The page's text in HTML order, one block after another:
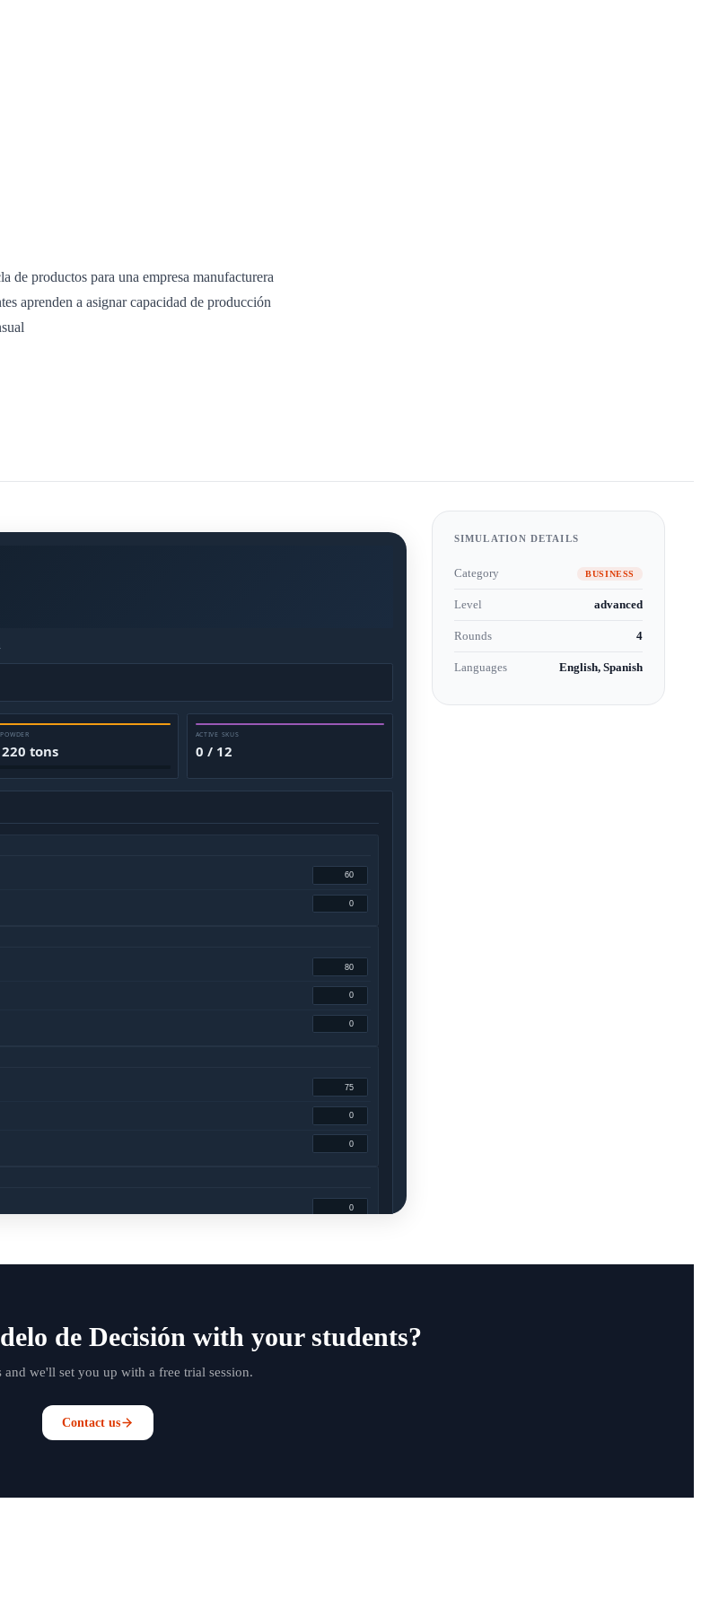
de productos para una empresa manufacturera
aprenden a asignar capacidad de producción
SIMULATION DETAILS
Category BUSINESS
Level advanced
Rounds 4
Languages English, Spanish
de Decisión with your students?
and we'll set you up with a free trial session.
Contact us